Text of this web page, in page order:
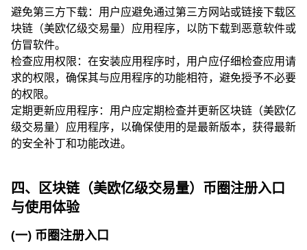
避免第三方下载：用户应避免通过第三方网站或链接下载区
块链（美欧亿级交易量）应用程序，以防下载到恶意软件或
仿冒软件。
检查应用权限：在安装应用程序时，用户应仔细检查应用请
求的权限，确保其与应用程序的功能相符，避免授予不必要
的权限。
定期更新应用程序：用户应定期检查并更新区块链（美欧亿
级交易量）应用程序，以确保使用的是最新版本，获得最新
的安全补丁和功能改进。
四、区块链（美欧亿级交易量）币圈注册入口
与使用体验
(一) 币圈注册入口